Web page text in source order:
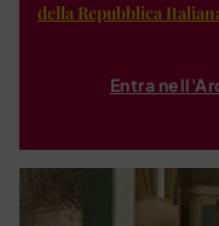
della Repubblica
Entra